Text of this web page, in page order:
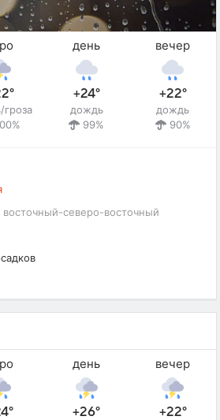
день
+24°
дождь
99%
вечер
+22°
дождь
90%
, восточный-северо-восточный
день
+26°
вечер
+22°